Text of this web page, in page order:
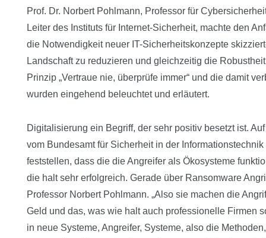
Prof. Dr. Norbert Pohlmann, Professor für
Leiter des Instituts für Internet-Sicherheit, machte den
die Notwendigkeit neuer IT-Sicherheitskonzepte
Landschaft zu reduzieren und gleichzeitig die
Prinzip „Vertraue nie, überprüfe immer“ und die damit
wurden eingehend beleuchtet und erläutert.
Digitalisierung ein Begriff, der sehr positiv besetzt ist.
vom Bundesamt für Sicherheit in der
feststellen, dass die die Angreifer als Ökosysteme
die halt sehr erfolgreich. Gerade über Ransomware
Professor Norbert Pohlmann. „Also sie machen die
Geld und das, was wie halt auch professionelle Firmen
in neue Systeme, Angreifer, Systeme, also die